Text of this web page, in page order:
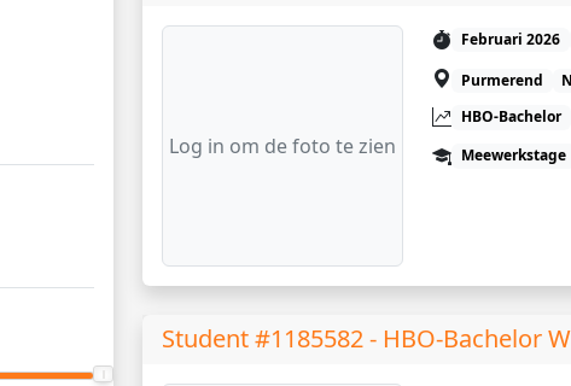
Log in om de foto te zien
Februari 2026
Purmerend
HBO-Bachelor
Meewerkstage
Student #1185582 - HBO-Bachelor